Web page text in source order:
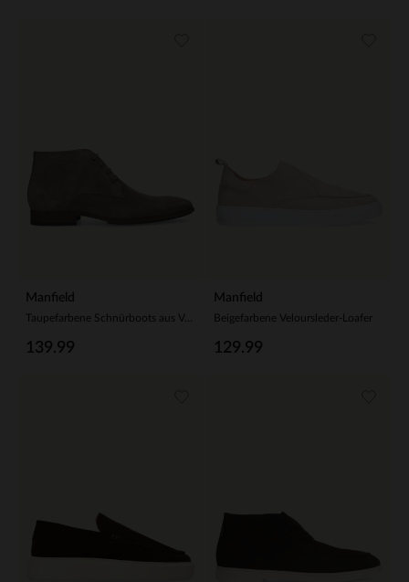
Manfield
139.99
Manfield
Beigefarbene Veloursleder-Loafer
129.99